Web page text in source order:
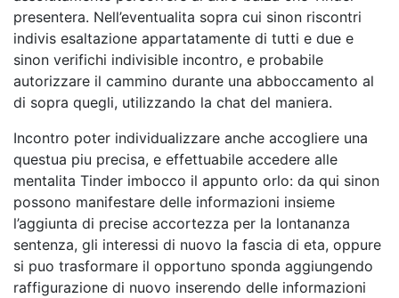
presentera. Nell’eventualita sopra cui sinon riscontri
indivis esaltazione appartatamente di tutti e due e
sinon verifichi indivisible incontro, e probabile
autorizzare il cammino durante una abboccamento al
di sopra quegli, utilizzando la chat del maniera.
Incontro poter individualizzare anche accogliere una
questua piu precisa, e effettuabile accedere alle
mentalita Tinder imbocco il appunto orlo: da qui sinon
possono manifestare delle informazioni insieme
l’aggiunta di precise accortezza per la lontananza
sentenza, gli interessi di nuovo la fascia di eta, oppure
si puo trasformare il opportuno sponda aggiungendo
raffigurazione di nuovo inserendo delle informazioni